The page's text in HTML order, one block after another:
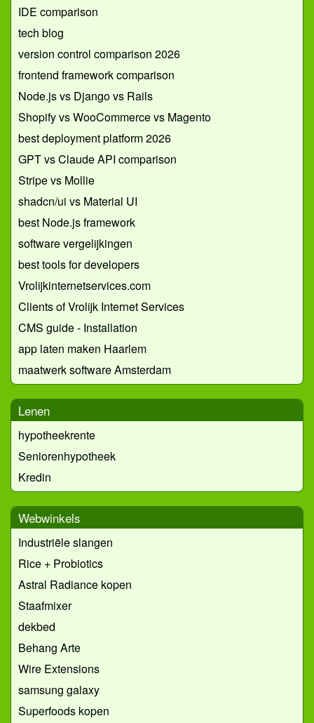
IDE comparison
tech blog
version control comparison 2026
frontend framework comparison
Node.js vs Django vs Rails
Shopify vs WooCommerce vs Magento
best deployment platform 2026
GPT vs Claude API comparison
Stripe vs Mollie
shadcn/ui vs Material UI
best Node.js framework
software vergelijkingen
best tools for developers
Vrolijkinternetservices.com
Clients of Vrolijk Internet Services
CMS guide - Installation
app laten maken Haarlem
maatwerk software Amsterdam
Lenen
hypotheekrente
Seniorenhypotheek
Kredin
Webwinkels
Industriële slangen
Rice + Probiotics
Astral Radiance kopen
Staafmixer
dekbed
Behang Arte
Wire Extensions
samsung galaxy
Superfoods kopen